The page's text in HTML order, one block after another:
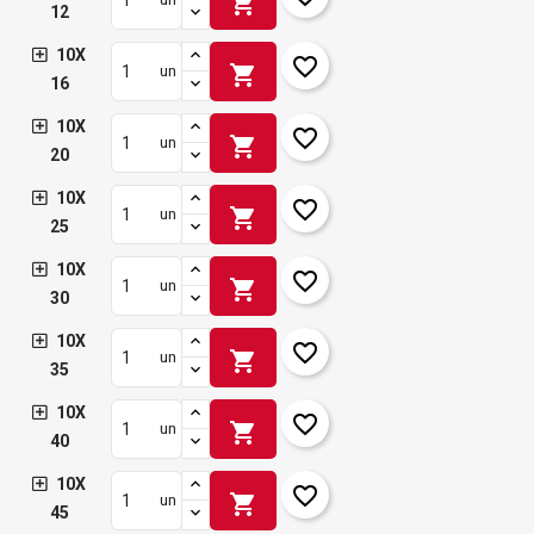
12
10X
16
un shopping_cart favorite_border
10X
20
un shopping_cart favorite_border
10X
25
un shopping_cart favorite_border
10X
30
un shopping_cart favorite_border
10X
35
un shopping_cart favorite_border
10X
40
un shopping_cart favorite_border
10X
45
un shopping_cart favorite_border